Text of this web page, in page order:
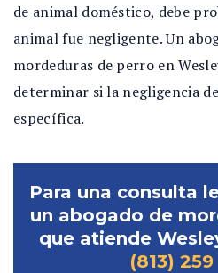
de animal doméstico, debe
animal fue negligente. Un
mordeduras de perro en
determinar si la negligencia
específica.
Para una consulta
un abogado de
que atiende
(813)